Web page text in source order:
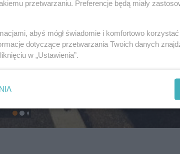
przetwarzaniu. Preferencje będą miały
abyś mógł świadomie i komfortowo
dotyczące przetwarzania Twoich danych
w „Ustawienia”.